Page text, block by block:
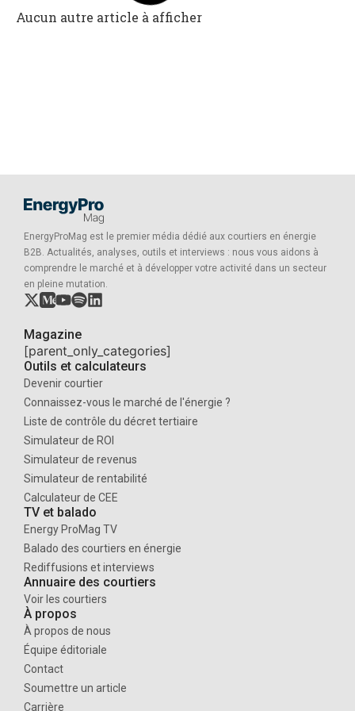
monitoring énergétique
performance énergétique
plan climat européen 2026
plan de décarbonation entreprises 2026
plan descarbonización empresas 2026
PME
PPA industrie
prévision prix électricité 2026
prix électricité agroalimentaire 2025
prix électricité hiver 2025
prix électricité pro
prix énergie PME
prix mégawattheure hiver
prospection B2B énergie
reconversion courtier énergie
réglementation carbone Europe
renégociation contrat électricité
Aucun autre article à afficher
EnergyProMag est le premier média dédié aux courtiers en énergie
B2B. Actualités, analyses, outils et interviews : nous vous aidons à
comprendre le marché et à développer votre activité dans un secteur
en pleine mutation.
Magazine
[parent_only_categories]
Outils et calculateurs
Devenir courtier
Connaissez-vous le marché de l'énergie ?
Liste de contrôle du décret tertiaire
Simulateur de ROI
Simulateur de revenus
Simulateur de rentabilité
Calculateur de CEE
TV et balado
Energy ProMag TV
Balado des courtiers en énergie
Rediffusions et interviews
Annuaire des courtiers
Voir les courtiers
À propos
À propos de nous
Équipe éditoriale
Contact
Soumettre un article
Carrière